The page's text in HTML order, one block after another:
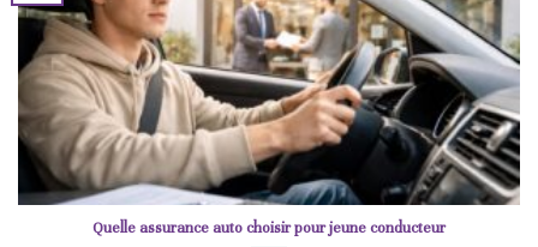
Quelle assurance auto choisir pour jeune conducteur